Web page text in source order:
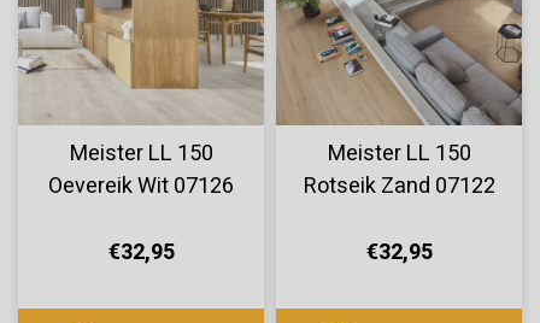
Meister LL 150
Oevereik Wit 07126
€32,95
Meister LL 150
Rotseik Zand 07122
€32,95